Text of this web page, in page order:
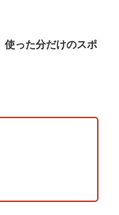
使った分だけのスポ